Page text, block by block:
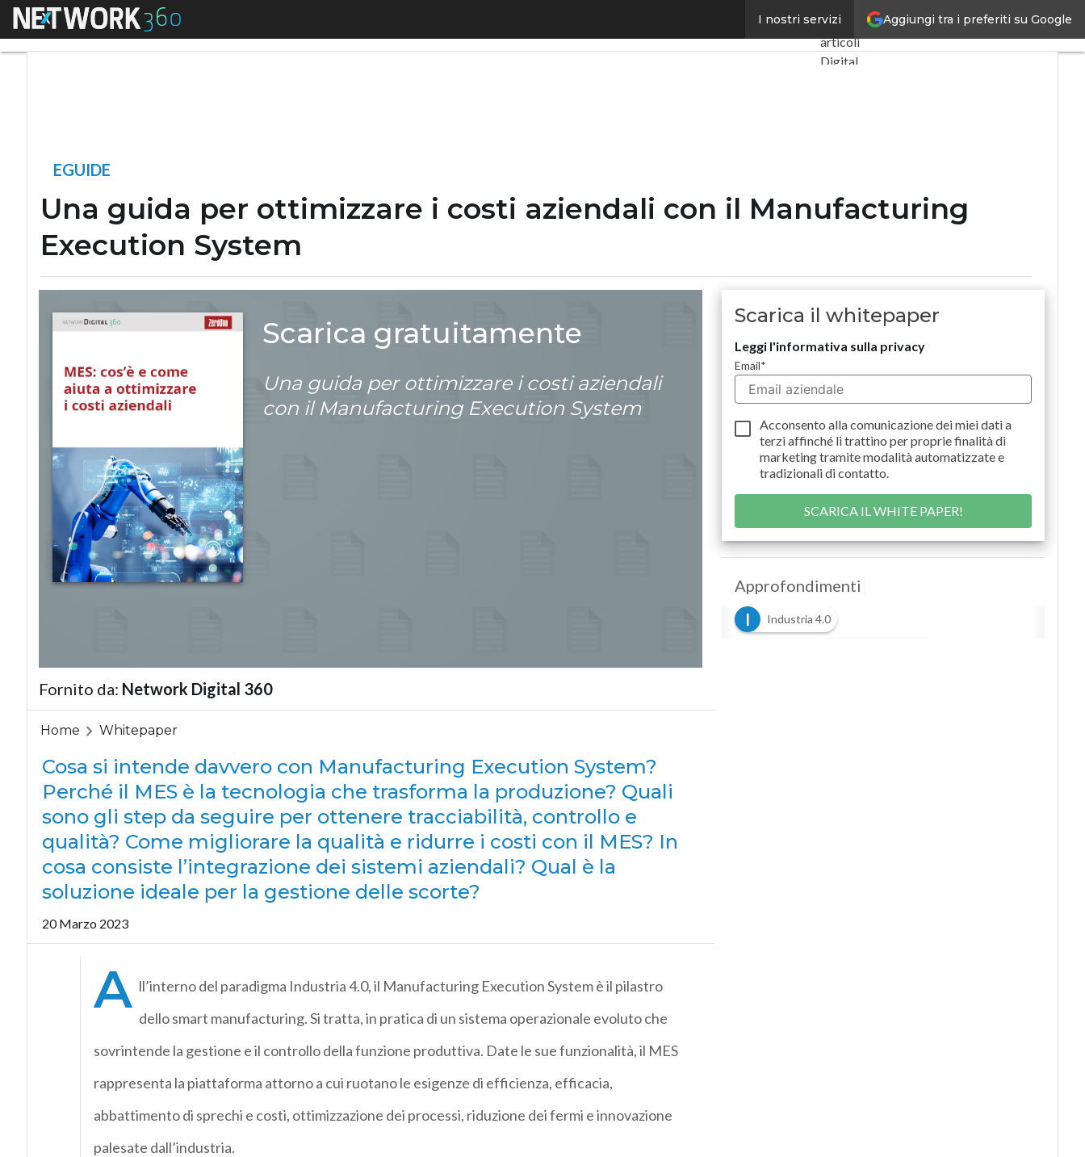
Aggiungi tra i preferiti su Google
I nostri servizi
Menu Una guida per ottimizzare i costi aziendali con il Manufacturing Execution SystemUltimi
articoli
Digital
Digitale
Green
artificiale
Le
CorCom
Podcast
Privacy
EGUIDE
Una guida per ottimizzare i costi aziendali con il Manufacturing
Execution System
Scarica gratuitamente
Una guida per ottimizzare i costi aziendali
con il Manufacturing Execution System
Fornito da: Network Digital 360
Home Whitepaper
Cosa si intende davvero con Manufacturing Execution System?
Perché il MES è la tecnologia che trasforma la produzione? Quali
sono gli step da seguire per ottenere tracciabilità, controllo e
qualità? Come migliorare la qualità e ridurre i costi con il MES? In
cosa consiste l’integrazione dei sistemi aziendali? Qual è la
soluzione ideale per la gestione delle scorte?
20 Marzo 2023
A ll’interno del paradigma Industria 4.0, il Manufacturing Execution System è il pilastro
dello smart manufacturing. Si tratta, in pratica di un sistema operazionale evoluto che
sovrintende la gestione e il controllo della funzione produttiva. Date le sue funzionalità, il MES
rappresenta la piattaforma attorno a cui ruotano le esigenze di efficienza, efficacia,
abbattimento di sprechi e costi, ottimizzazione dei processi, riduzione dei fermi e innovazione
palesate dall’industria.
Scarica il whitepaper
Leggi l'informativa sulla privacy
Email*
Acconsento alla comunicazione dei miei dati a
terziaffinché li trattino per proprie finalità di
marketing tramite modalità automatizzate e
tradizionali di contatto.
Approfondimenti
I
Industria 4.0